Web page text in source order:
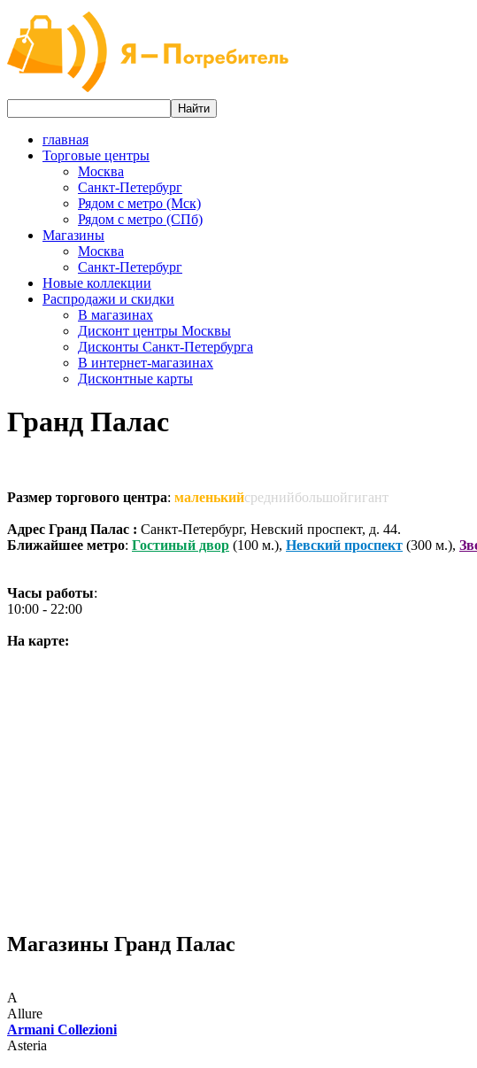
главная
Торговые центры
Москва
Санкт-Петербург
Рядом с метро (Мск)
Рядом с метро (СПб)
Магазины
Москва
Санкт-Петербург
Новые коллекции
Распродажи и скидки
В магазинах
Дисконт центры Москвы
Дисконты Санкт-Петербурга
В интернет-магазинах
Дисконтные карты
Гранд Палас
Размер торгового центра: маленькийсреднийбольшойгигант
Адрес Гранд Палас : Санкт-Петербург, Невский проспект, д. 44.
Ближайшее метро: Гостиный двор (100 м.), Невский проспект (300 м.),
Часы работы:
10:00 - 22:00
На карте:
Магазины Гранд Палас
A
Allure
Armani Collezioni
Asteria